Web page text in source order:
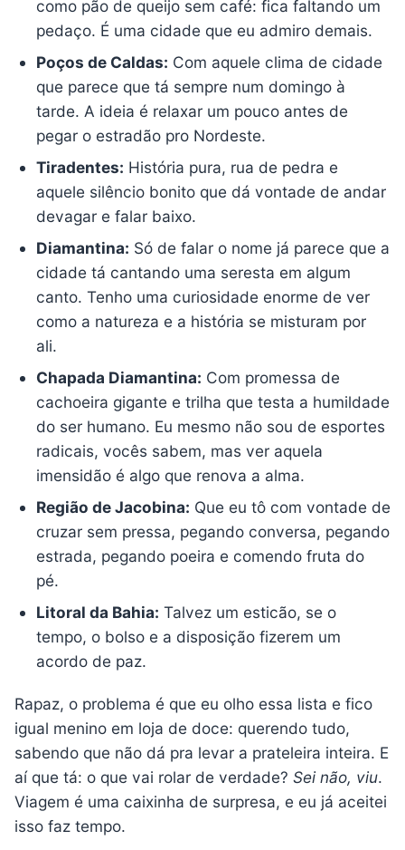
como pão de queijo sem café: fica faltando um
pedaço. É uma cidade que eu admiro demais.
Poços de Caldas: Com aquele clima de cidade
que parece que tá sempre num domingo à
tarde. A ideia é relaxar um pouco antes de
pegar o estradão pro Nordeste.
Tiradentes: História pura, rua de pedra e
aquele silêncio bonito que dá vontade de andar
devagar e falar baixo.
Diamantina: Só de falar o nome já parece que a
cidade tá cantando uma seresta em algum
canto. Tenho uma curiosidade enorme de ver
como a natureza e a história se misturam por
ali.
Chapada Diamantina: Com promessa de
cachoeira gigante e trilha que testa a humildade
do ser humano. Eu mesmo não sou de esportes
radicais, vocês sabem, mas ver aquela
imensidão é algo que renova a alma.
Região de Jacobina: Que eu tô com vontade de
cruzar sem pressa, pegando conversa, pegando
estrada, pegando poeira e comendo fruta do
pé.
Litoral da Bahia: Talvez um esticão, se o
tempo, o bolso e a disposição fizerem um
acordo de paz.
Rapaz, o problema é que eu olho essa lista e fico
igual menino em loja de doce: querendo tudo,
sabendo que não dá pra levar a prateleira inteira. E
aí que tá: o que vai rolar de verdade? Sei não, viu.
Viagem é uma caixinha de surpresa, e eu já aceitei
isso faz tempo.